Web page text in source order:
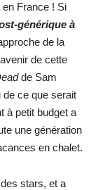
France ! Si
générique à
de la
de cette
de Sam
de ce que serait
à petit budget a
une génération
en chalet.
stars, et a